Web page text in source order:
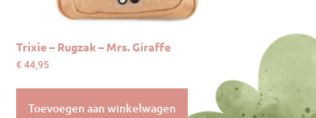
Trixie – Rugzak – Mrs. Giraffe
€ 44,95
Toevoegen aan winkelwagen